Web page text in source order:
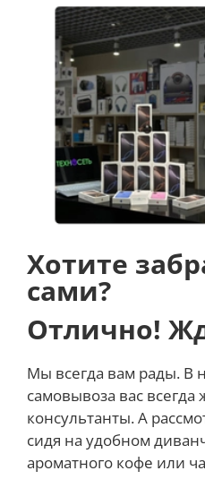
Хотите
сами?
Отлично!
Мы всегда вам рады. В
самовывоза вас
консультанты. А
сидя на удобном
ароматного кофе или